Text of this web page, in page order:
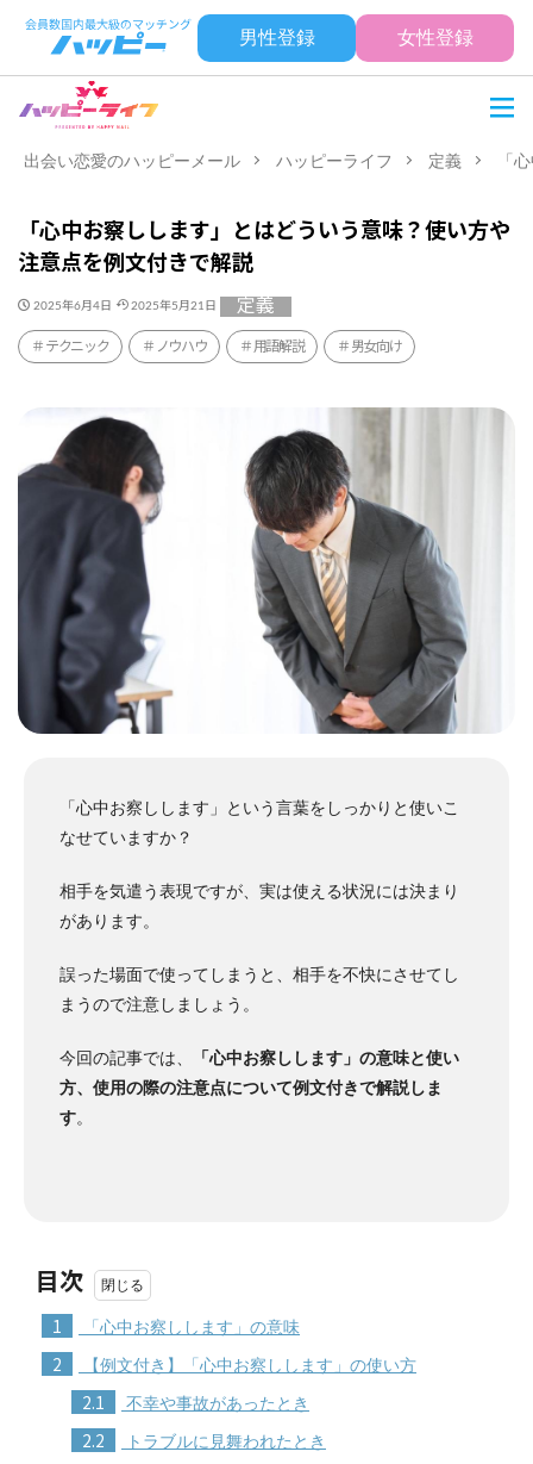
男性登録 女性登録
出会い恋愛のハッピーメール ハッピーライフ 定義 「
「心中お察しします」とはどういう意味？使い方や
注意点を例文付きで解説
2025年6月4日 2025年5月21日 定義
テクニック ノウハウ 用語解説 男女向け
「心中お察しします」という言葉をしっかりと使いこ
なせていますか？
相手を気遣う表現ですが、実は使える状況には決まり
があります。
誤った場面で使ってしまうと、相手を不快にさせてし
まうので注意しましょう。
今回の記事では、
「心中お察しします」の意味と使い
方、使用の際の注意点について例文付きで解説しま
す。
目次
1 「心中お察しします」の意味
2 【例文付き】「心中お察しします」の使い方
2.1 不幸や事故があったとき
2.2 トラブルに見舞われたとき